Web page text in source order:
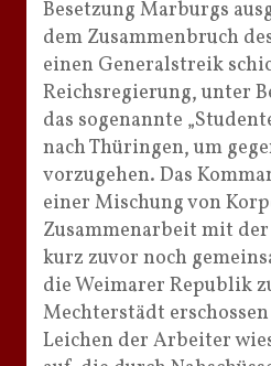
Besetzung Marburgs
dem Zusammenbruch
einen Generalstreik
Reichsregierung, unter
das sogenannte
nach Thüringen, um
vorzugehen. Das
einer Mischung von
Zusammenarbeit mit
kurz zuvor noch
die Weimarer Republik
Mechterstädt
Leichen der Arbeiter